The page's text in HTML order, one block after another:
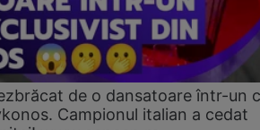
de o dansatoare într-un
Campionul italian a cedat